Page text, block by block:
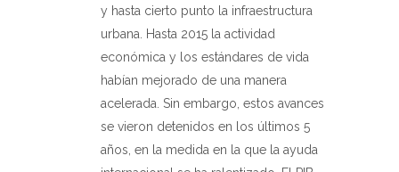
y hasta cierto punto la infraestructura
urbana. Hasta 2015 la actividad
económica y los estándares de vida
habían mejorado de una manera
acelerada. Sin embargo, estos avances
se vieron detenidos en los últimos 5
años, en la medida en la que la ayuda